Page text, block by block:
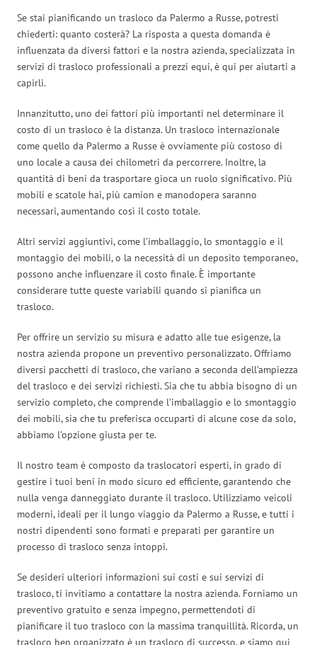
Se stai pianificando un trasloco da Palermo a Russe, potresti
chiederti: quanto costerà? La risposta a questa domanda è
influenzata da diversi fattori e la nostra azienda, specializzata in
servizi di trasloco professionali a prezzi equi, è qui per aiutarti a
capirli.
Innanzitutto, uno dei fattori più importanti nel determinare il
costo di un trasloco è la distanza. Un trasloco internazionale
come quello da Palermo a Russe è ovviamente più costoso di
uno locale a causa dei chilometri da percorrere. Inoltre, la
quantità di beni da trasportare gioca un ruolo significativo. Più
mobili e scatole hai, più camion e manodopera saranno
necessari, aumentando così il costo totale.
Altri servizi aggiuntivi, come l’imballaggio, lo smontaggio e il
montaggio dei mobili, o la necessità di un deposito temporaneo,
possono anche influenzare il costo finale. È importante
considerare tutte queste variabili quando si pianifica un
trasloco.
Per offrire un servizio su misura e adatto alle tue esigenze, la
nostra azienda propone un preventivo personalizzato. Offriamo
diversi pacchetti di trasloco, che variano a seconda dell’ampiezza
del trasloco e dei servizi richiesti. Sia che tu abbia bisogno di un
servizio completo, che comprende l’imballaggio e lo smontaggio
dei mobili, sia che tu preferisca occuparti di alcune cose da solo,
abbiamo l’opzione giusta per te.
Il nostro team è composto da traslocatori esperti, in grado di
gestire i tuoi beni in modo sicuro ed efficiente, garantendo che
nulla venga danneggiato durante il trasloco. Utilizziamo veicoli
moderni, ideali per il lungo viaggio da Palermo a Russe, e tutti i
nostri dipendenti sono formati e preparati per garantire un
processo di trasloco senza intoppi.
Se desideri ulteriori informazioni sui costi e sui servizi di
trasloco, ti invitiamo a contattare la nostra azienda. Forniamo un
preventivo gratuito e senza impegno, permettendoti di
pianificare il tuo trasloco con la massima tranquillità. Ricorda, un
trasloco ben organizzato è un trasloco di successo, e siamo qui